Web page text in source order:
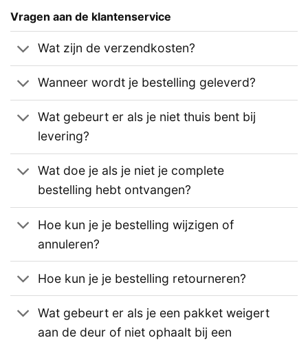
Vragen aan de klantenservice
Wat zijn de verzendkosten?
Wanneer wordt je bestelling geleverd?
Wat gebeurt er als je niet thuis bent bij
levering?
Wat doe je als je niet je complete
bestelling hebt ontvangen?
Hoe kun je je bestelling wijzigen of
annuleren?
Hoe kun je je bestelling retourneren?
Wat gebeurt er als je een pakket weigert
aan de deur of niet ophaalt bij een